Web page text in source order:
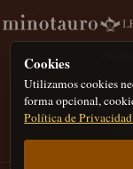
Cookies
Utilizamos cookies
forma opcional,
Política de